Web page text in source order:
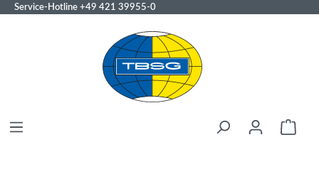
Service-Hotline +49 421 39955-0